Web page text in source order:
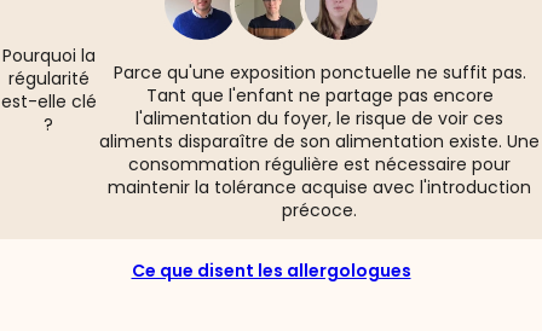
Pourquoi la
régularité
est-elle clé
?
Parce qu'une exposition ponctuelle ne suffit pas.
Tant que l'enfant ne partage pas encore
l'alimentation du foyer, le risque de voir ces
aliments disparaître de son alimentation existe. Une
consommation régulière est nécessaire pour
maintenir la tolérance acquise avec l'introduction
précoce.
Ce que disent les allergologues